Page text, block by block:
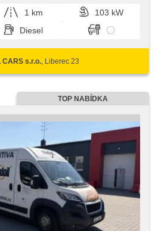
USB, Autoradio,
Außenthermometer, přední
1 km
103 kW
Diesel
CARS s.r.o. , Liberec 23
TOP NABÍDKA